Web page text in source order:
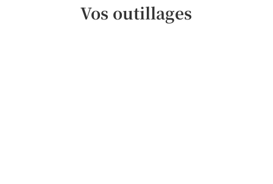
Vos outillages